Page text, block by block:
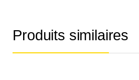
Produits similaires